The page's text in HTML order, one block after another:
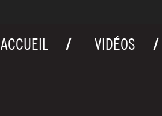
ACCUEIL VIDÉOS